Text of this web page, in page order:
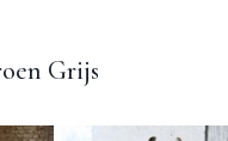
Grijs